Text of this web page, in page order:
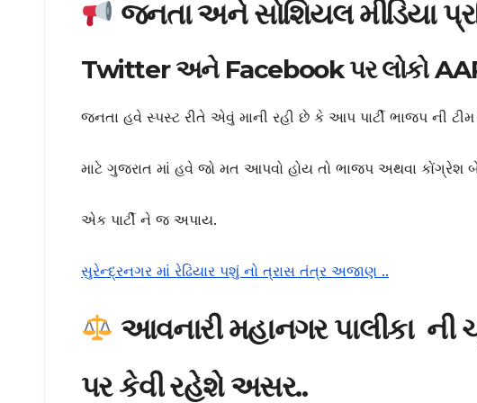
જનતા અને સોશિયલ મીડિયા
Twitter અને Facebook પર લોકો
જનતા હવે સ્પસ્ટ રીતે એવું માની રહી છે કે આપ પાર્ટી ભાજપ ની
માટે ગુજરાત માં હવે જો મત આપવો હોય તો ભાજપ અથવા કોંગ્રેશ બે
એક પાર્ટી ને જ અપાય.
સુરેન્દ્રનગર માં રેઢિયાર પશું નો ત્રાસ તંત્ર અજાણ ..
આવનારી મહાનગર પાલીકા
પર કેવી રહેશે અસર..